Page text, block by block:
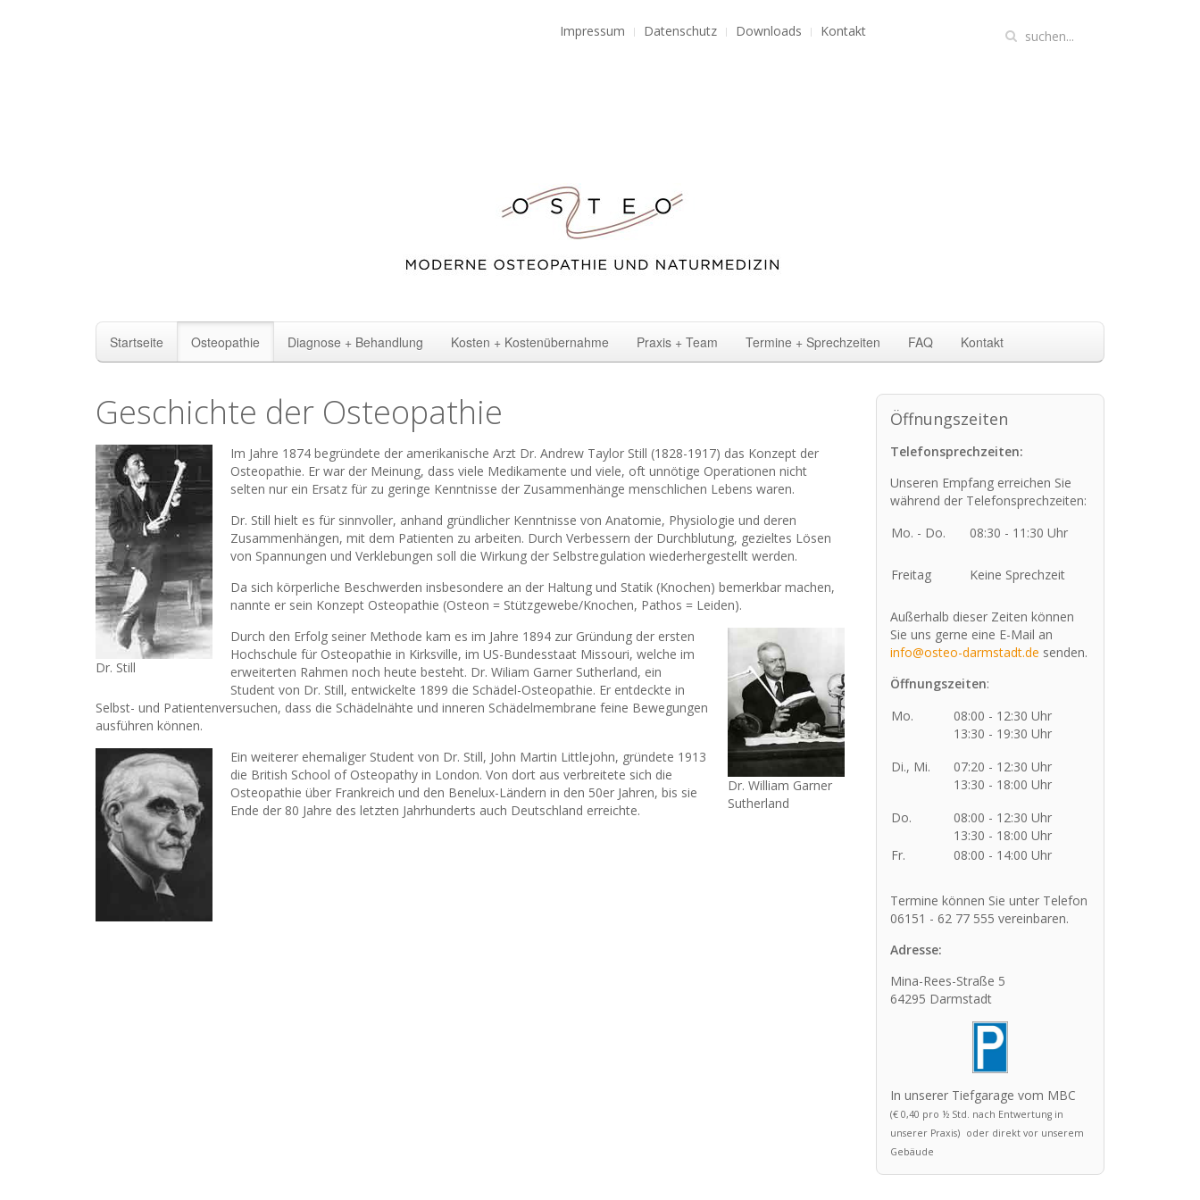
Impressum Datenschutz Downloads Kontakt
Startseite Osteopathie Diagnose + Behandlung Kosten + Kostenübernahme Praxis + Team Termine + Sprechzeiten FAQ Kontakt
Geschichte der Osteopathie
Dr. Still
Im Jahre 1874 begründete der amerikanische Arzt Dr. Andrew Taylor Still (1828-1917) das Konzept der
Osteopathie. Er war der Meinung, dass viele Medikamente und viele, oft unnötige Operationen nicht
selten nur ein Ersatz für zu geringe Kenntnisse der Zusammenhänge menschlichen Lebens waren.
Dr. Still hielt es für sinnvoller, anhand gründlicher Kenntnisse von Anatomie, Physiologie und deren
Zusammenhängen, mit dem Patienten zu arbeiten. Durch Verbessern der Durchblutung, gezieltes Lösen
von Spannungen und Verklebungen soll die Wirkung der Selbstregulation wiederhergestellt werden.
Da sich körperliche Beschwerden insbesondere an der Haltung und Statik (Knochen) bemerkbar machen,
nannte er sein Konzept Osteopathie (Osteon = Stützgewebe/Knochen, Pathos = Leiden).
Dr. William Garner
Sutherland
Durch den Erfolg seiner Methode kam es im Jahre 1894 zur Gründung der ersten
Hochschule für Osteopathie in Kirksville, im US-Bundesstaat Missouri, welche im
erweiterten Rahmen noch heute besteht. Dr. Wiliam Garner Sutherland, ein
Student von Dr. Still, entwickelte 1899 die Schädel-Osteopathie. Er entdeckte in
Selbst- und Patientenversuchen, dass die Schädelnähte und inneren Schädelmembrane feine Bewegungen
ausführen können.
Ein weiterer ehemaliger Student von Dr. Still, John Martin Littlejohn, gründete 1913
die British School of Osteopathy in London. Von dort aus verbreitete sich die
Osteopathie über Frankreich und den Benelux-Ländern in den 50er Jahren, bis sie
Ende der 80 Jahre des letzten Jahrhunderts auch Deutschland erreichte.
Öffnungszeiten
Telefonsprechzeiten:
Unseren Empfang erreichen Sie
während der Telefonsprechzeiten:
Mo. - Do.
08:30 - 11:30 Uhr
Freitag Keine Sprechzeit
Außerhalb dieser Zeiten können
Sie uns gerne eine E-Mail an
info@osteo-darmstadt.de senden.
Öffnungszeiten:
Mo.
08:00 - 12:30 Uhr
13:30 - 19:30 Uhr
Di., Mi.
07:20 - 12:30 Uhr
13:30 - 18:00 Uhr
Do.
08:00 - 12:30 Uhr
13:30 - 18:00 Uhr
Fr.
08:00 - 14:00 Uhr
Termine können Sie unter Telefon
06151 - 62 77 555 vereinbaren.
Adresse:
Mina-Rees-Straße 5
64295 Darmstadt
In unserer Tiefgarage vom MBC
(€ 0,40 pro ½ Std. nach Entwertung in
unserer Praxis) oder direkt vor unserem
Gebäude